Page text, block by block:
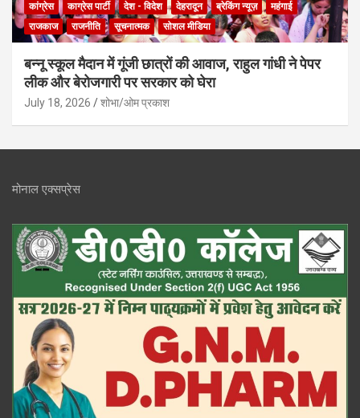
कांग्रेस काग्रेस पार्टी देश - विदेश देहरादून ब्रेकिंग न्यूज़
महंगाई
राजकाज
राजनीति सूचनात्मक सोशल मीडिया
बन्नू स्कूल मैदान में गूंजी छात्रों की आवाज, राहुल गांधी ने पेपर
लीक और बेरोजगारी पर सरकार को घेरा
July 18, 2026 शोभा/ओम प्रकाश
मोनाल एक्सप्रेस